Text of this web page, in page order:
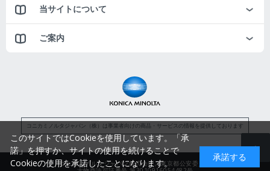
当サイトについて
ご案内
コニカミノルタジャパン（株）は事業者向けの商品・サービスの情報を提供しております
コニカミノルタジャパン株式会社／東京都公安委員会
このサイトではCookieを使用しています。「承
諾」を押すか、サイトの使用を続けることで
Cookieの使用を承諾したことになります。
承諾する